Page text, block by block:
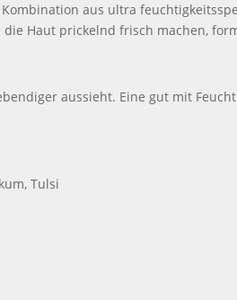
aus ultra
Haut prickelnd frisch machen,
aussieht. Eine gut mit
Tulsi